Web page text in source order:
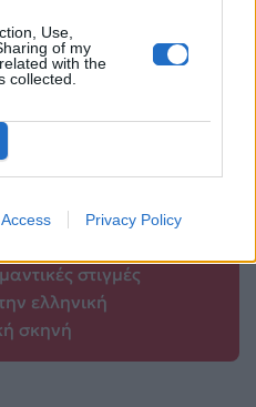
Use,
of my
with the
collected.
Privacy Policy
για
στιγμές
ελληνική
σκηνή